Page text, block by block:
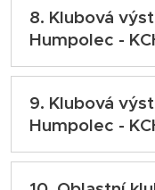
Třída otevřená -
8. Klubová
Humpolec -
29.08.2020
Třída otevřená - V
9. Klubová
Humpolec -
30.08.2020